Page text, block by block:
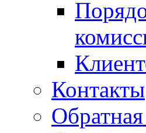
Контакты
Обратная